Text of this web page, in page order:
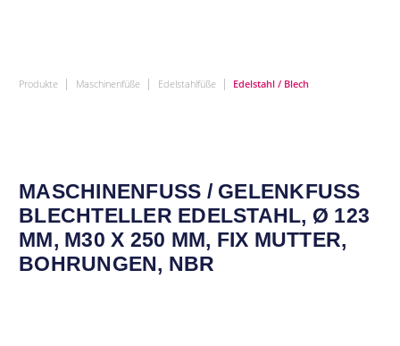
Produkte | Maschinenfüße | Edelstahlfüße | Edelstahl / Blech
MASCHINENFUSS / GELENKFUSS BL
ECHTELLER EDELSTAHL, Ø 123 MM
, M30 X 250 MM, FIX MUTTER, BO
HRUNGEN, NBR